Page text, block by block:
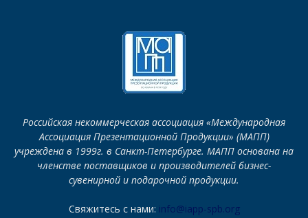
Российская некоммерческая ассоциация «Международная
Ассоциация Презентационной Продукции» (МАПП)
учреждена в 1999г. в Санкт-Петербурге. МАПП основана на
членстве поставщиков и производителей бизнес-
сувенирной и подарочной продукции.
Свяжитесь с нами: info@iapp-spb.org